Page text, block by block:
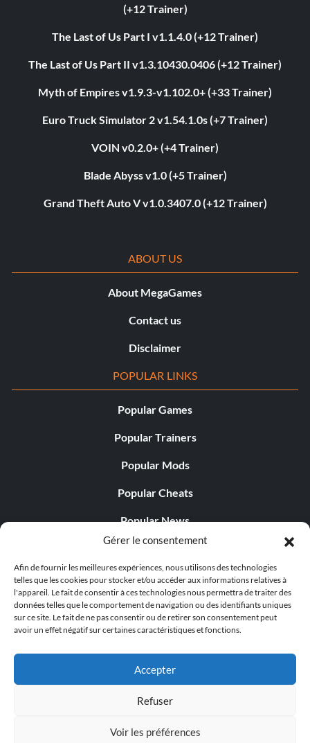
Gérer le consentement
Afin de fournir les meilleures expériences, nous utilisons des technologies
telles que les cookies pour stocker et/ou accéder aux informations relatives à
l'appareil. Le fait de consentir à ces technologies nous permettra de traiter des
données telles que le comportement de navigation ou des identifiants uniques
sur ce site. Le fait de ne pas consentir ou de retirer son consentement peut
avoir un effet négatif sur certaines caractéristiques et fonctions.
Accepter
Refuser
Voir les préférences
(+12 Trainer)
The Last of Us Part I v1.1.4.0 (+12 Trainer)
The Last of Us Part II v1.3.10430.0406 (+12 Trainer)
Myth of Empires v1.9.3-v1.102.0+ (+33 Trainer)
Euro Truck Simulator 2 v1.54.1.0s (+7 Trainer)
VOIN v0.2.0+ (+4 Trainer)
Blade Abyss v1.0 (+5 Trainer)
Grand Theft Auto V v1.0.3407.0 (+12 Trainer)
ABOUT US
About MegaGames
Contact us
Disclaimer
POPULAR LINKS
Popular Games
Popular Trainers
Popular Mods
Popular Cheats
Popular News
Popular Editorials
Popular Free Games
LATEST UPDATES
© 1998 - 2026 MegaGames.com All rights reserved